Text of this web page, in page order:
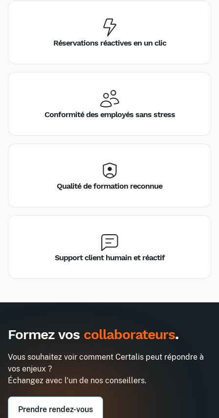
Réservations réactives en un clic
Conformité des employés sans stress
Qualité de formation reconnue
Support client humain et réactif
Améliorer la performance des
Entreprise*
Formez vos collaborateurs.
Vous souhaitez voir comment Certalis peut répondre à
vos enjeux ?
Échangez avec l'un de nos conseillers.
Prendre rendez-vous